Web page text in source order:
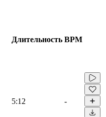
Длительность BPM
5:12 -